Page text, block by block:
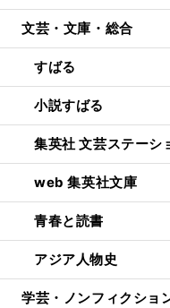
文芸・文庫・総合
すばる
小説すばる
集英社 文芸ステーシ
web 集英社文庫
青春と読書
アジア人物史
学芸・ノンフィクショ